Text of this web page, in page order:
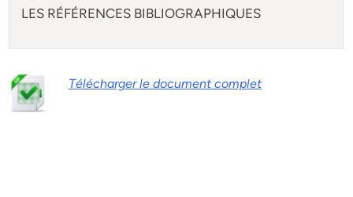
LES RÉFÉRENCES BIBLIOGRAPHIQUES
Télécharger le document complet